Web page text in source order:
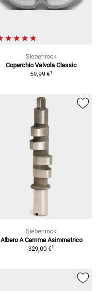
Siebenrock
Coperchio Valvola Classic
59,99 €1
Siebenrock
Albero A Camme Asimmetrico
329,00 €1